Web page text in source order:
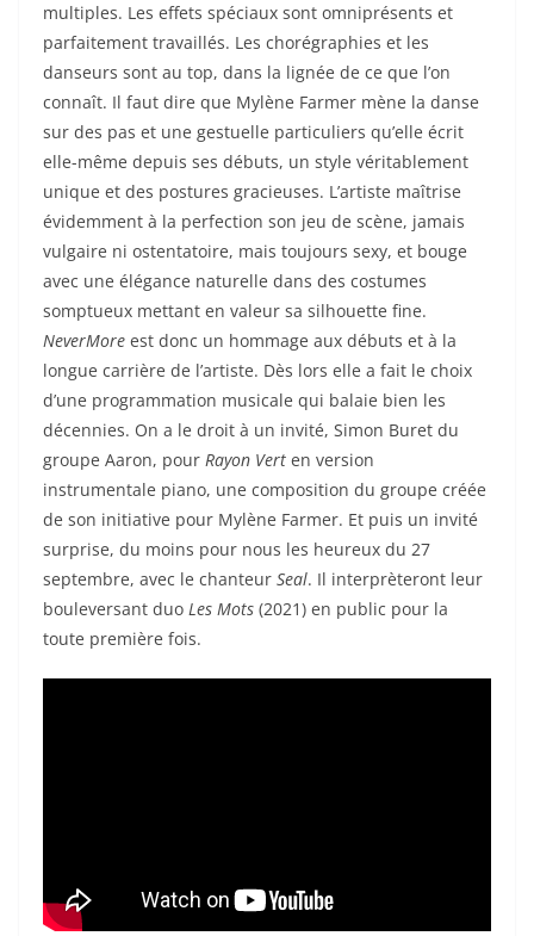
multiples. Les effets spéciaux sont omniprésents et
parfaitement travaillés. Les chorégraphies et les
danseurs sont au top, dans la lignée de ce que l’on
connaît. Il faut dire que Mylène Farmer mène la danse
sur des pas et une gestuelle particuliers qu’elle écrit
elle-même depuis ses débuts, un style véritablement
unique et des postures gracieuses. L’artiste maîtrise
évidemment à la perfection son jeu de scène, jamais
vulgaire ni ostentatoire, mais toujours sexy, et bouge
avec une élégance naturelle dans des costumes
somptueux mettant en valeur sa silhouette fine.
NeverMore est donc un hommage aux débuts et à la
longue carrière de l’artiste. Dès lors elle a fait le choix
d’une programmation musicale qui balaie bien les
décennies. On a le droit à un invité, Simon Buret du
groupe Aaron, pour Rayon Vert en version
instrumentale piano, une composition du groupe créée
de son initiative pour Mylène Farmer. Et puis un invité
surprise, du moins pour nous les heureux du 27
septembre, avec le chanteur Seal. Il interprèteront leur
bouleversant duo Les Mots (2021) en public pour la
toute première fois.